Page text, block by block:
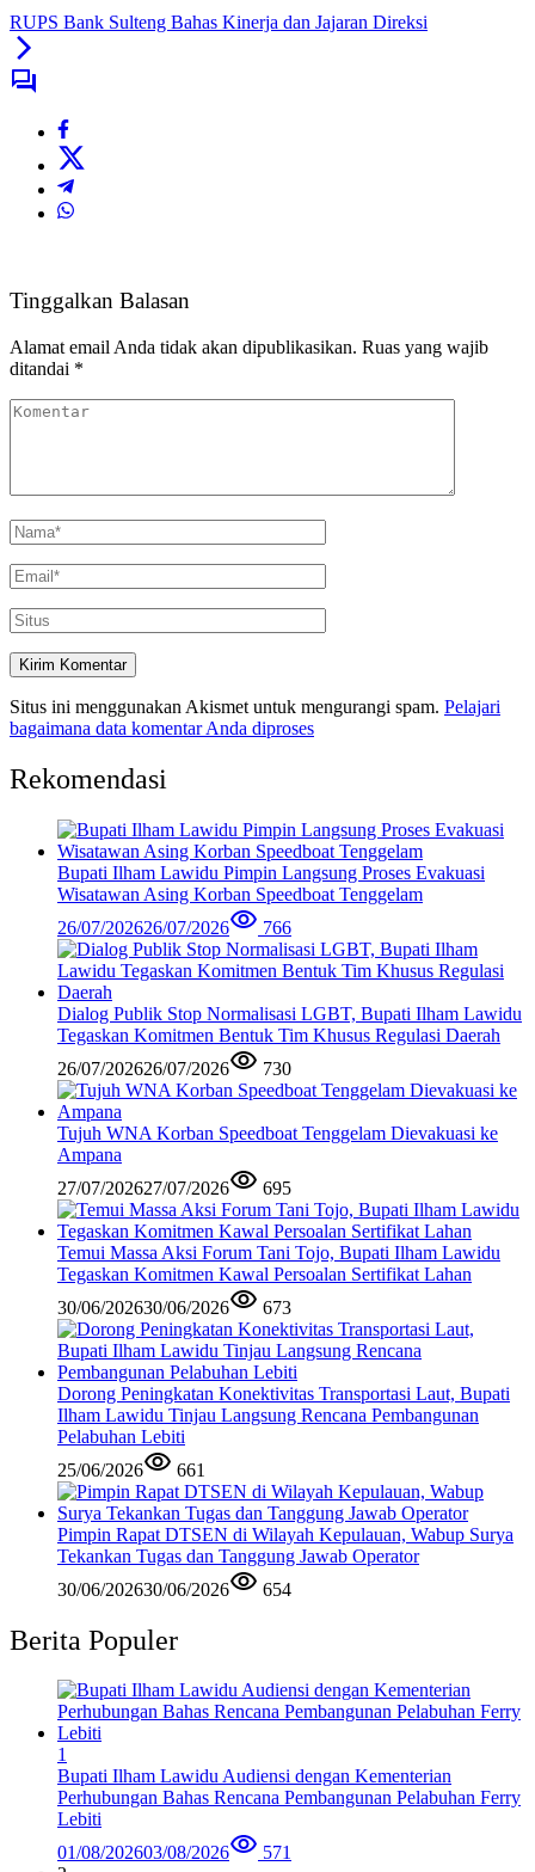
RUPS Bank Sulteng Bahas Kinerja dan Jajaran Direksi
Tinggalkan Balasan
Alamat email Anda tidak akan dipublikasikan. Ruas yang wajib
ditandai *
Situs ini menggunakan Akismet untuk mengurangi spam. Pelajari
bagaimana data komentar Anda diproses
Rekomendasi
Bupati Ilham Lawidu Pimpin Langsung Proses Evakuasi
Wisatawan Asing Korban Speedboat Tenggelam
26/07/202626/07/2026 766
Dialog Publik Stop Normalisasi LGBT, Bupati Ilham Lawidu
Tegaskan Komitmen Bentuk Tim Khusus Regulasi Daerah
26/07/202626/07/2026 730
Tujuh WNA Korban Speedboat Tenggelam Dievakuasi ke
Ampana
27/07/202627/07/2026 695
Temui Massa Aksi Forum Tani Tojo, Bupati Ilham Lawidu
Tegaskan Komitmen Kawal Persoalan Sertifikat Lahan
30/06/202630/06/2026 673
Dorong Peningkatan Konektivitas Transportasi Laut, Bupati
Ilham Lawidu Tinjau Langsung Rencana Pembangunan
Pelabuhan Lebiti
25/06/2026
661
Pimpin Rapat DTSEN di Wilayah Kepulauan, Wabup Surya
Tekankan Tugas dan Tanggung Jawab Operator
30/06/202630/06/2026 654
Berita Populer
1
Bupati Ilham Lawidu Audiensi dengan Kementerian
Perhubungan Bahas Rencana Pembangunan Pelabuhan Ferry
Lebiti
01/08/202603/08/2026
571